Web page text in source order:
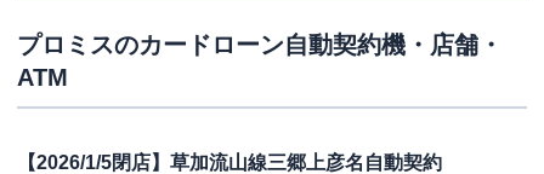
プロミスのカードローン自動契約機・店舗・
ATM
【2026/1/5閉店】草加流山線三郷上彦名自動契約